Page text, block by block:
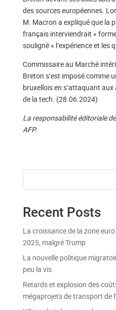
des sources européennes.
M. Macron a expliqué que la
français interviendrait «
souligné « l’expérience et les
Commissaire au Marché
Breton s’est imposé comme
bruxellois en s’attaquant
de la tech. (28.06.2024)
La responsabilité éditoriale
AFP.
Recent Posts
La croissance de la zone
2025, malgré Trump
La nouvelle politique
peu la vis
Retards et explosion des
mégaprojets de transport de